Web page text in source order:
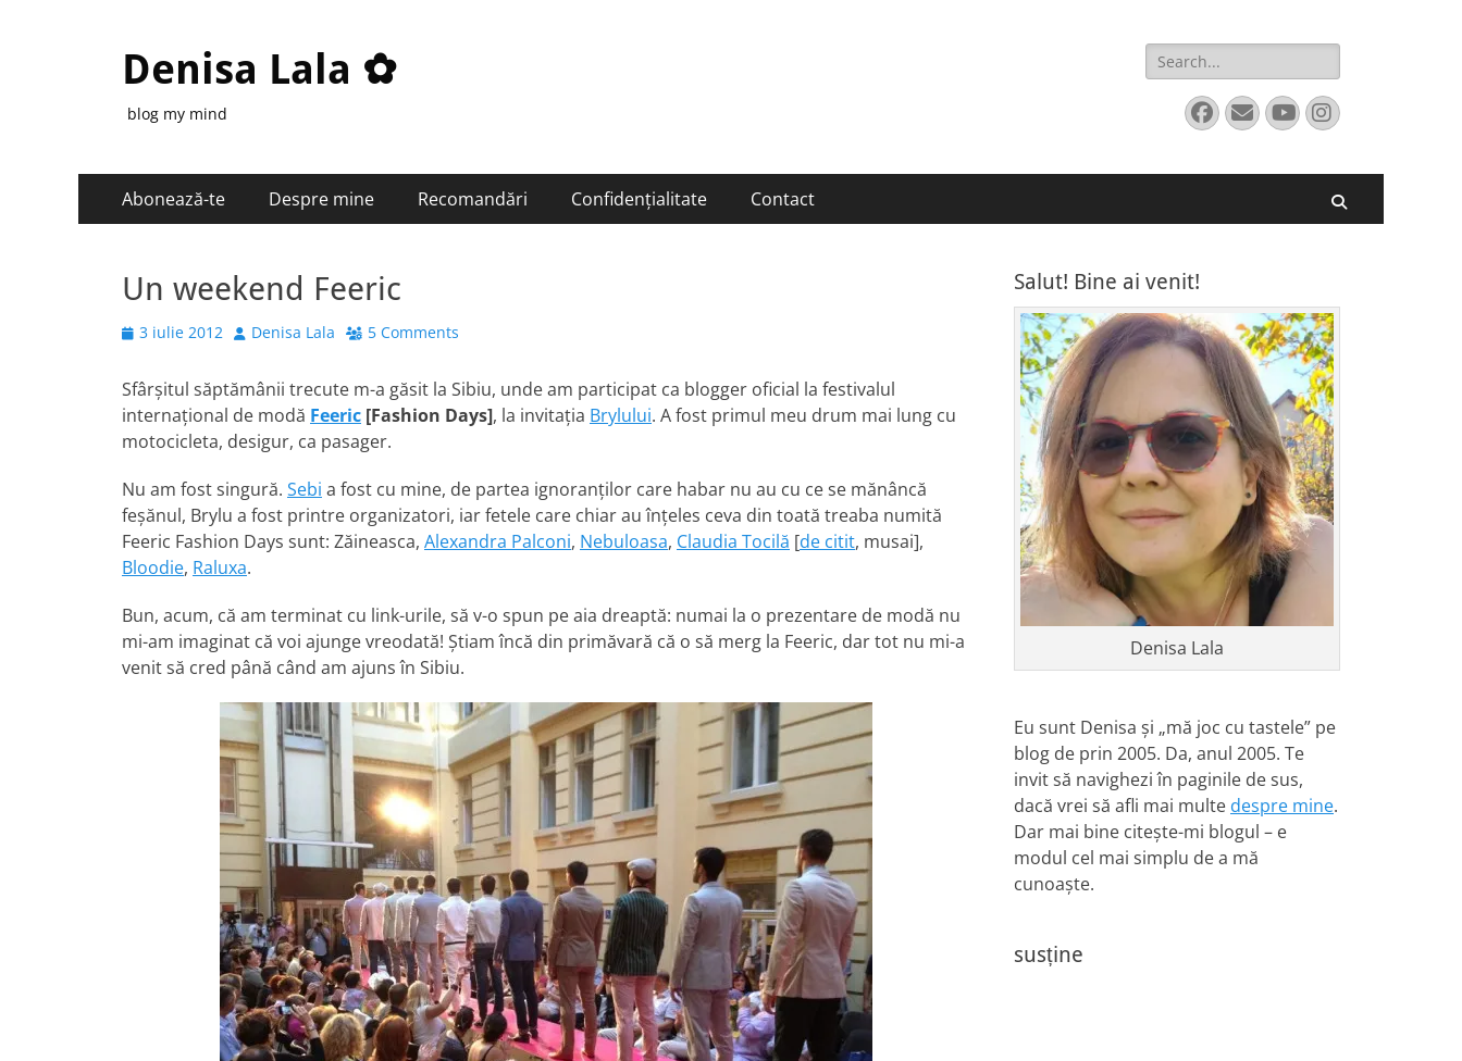
Denisa Lala ✿
blog my mind
Search
for:
Facebook
EmailYouTube
Instagram
Primary
Menu
Abonează-te Despre mine Recomandări Confidențialitate Contact
Un weekend Feeric
Posted
3 iulie 2012 Author
Denisa Lala 5 Comments
Sfârşitul săptămânii trecute m-a găsit la Sibiu, unde am participat ca blogger oficial la festivalul
internaţional de modă Feeric [Fashion Days], la invitaţia Brylului. A fost primul meu drum mai lung cu
motocicleta, desigur, ca pasager.
Nu am fost singură. Sebi a fost cu mine, de partea ignoranţilor care habar nu au cu ce se mănâncă
feşănul, Brylu a fost printre organizatori, iar fetele care chiar au înţeles ceva din toată treaba numită
Feeric Fashion Days sunt: Zăineasca, Alexandra Palconi, Nebuloasa, Claudia Tocilă [de citit, musai],
Bloodie, Raluxa.
Bun, acum, că am terminat cu link-urile, să v-o spun pe aia dreaptă: numai la o prezentare de modă nu
mi-am imaginat că voi ajunge vreodată! Ştiam încă din primăvară că o să merg la Feeric, dar tot nu mi-a
venit să cred până când am ajuns în Sibiu.
Salut! Bine ai venit!
Denisa Lala
Eu sunt Denisa și „mă joc cu tastele” pe
blog de prin 2005. Da, anul 2005. Te
invit să navighezi în paginile de sus,
dacă vrei să afli mai multe despre mine.
Dar mai bine citește-mi blogul – e
modul cel mai simplu de a mă
cunoaște.
susține